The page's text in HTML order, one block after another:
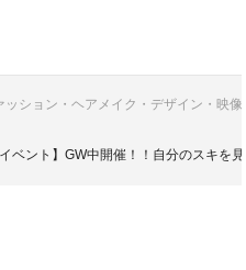
ション・ヘアメイク・デザイン・映
ベント】GW中開催！！自分のスキを